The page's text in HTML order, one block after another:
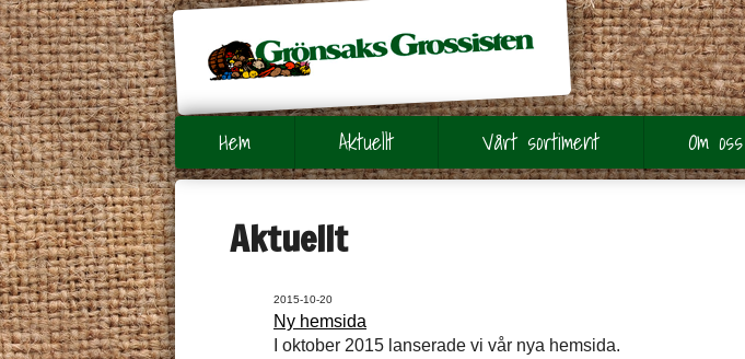
Hem Aktuellt Vårt sortiment Om oss
Aktuellt
2015-10-20
Ny hemsida
I oktober 2015 lanserade vi vår nya hemsida.